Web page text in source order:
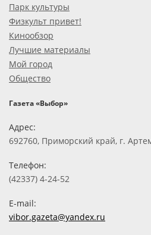
Парк культуры
Физкульт привет!
Кинообзор
Лучшие материалы
Мой город
Общество
Газета «Выбор»
Адрес:
692760, Приморский край, г.
Телефон:
(42337) 4-24-52
E-mail:
vibor.gazeta@yandex.ru